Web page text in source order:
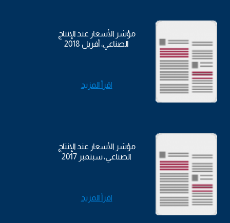
مؤشر الأسعار عند الإنتاج
الصناعي، أفريل 2018
اقرأ المزيد
مؤشر الأسعار عند الإنتاج
الصناعي، سبتمبر 2017
اقرأ المزيد